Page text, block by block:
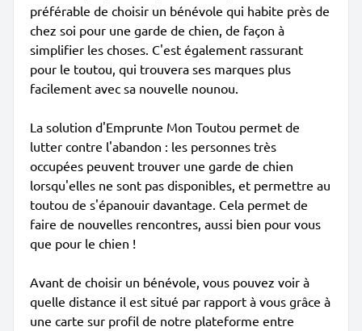
préférable de choisir un bénévole qui habite près de
chez soi pour une garde de chien, de façon à
simplifier les choses. C'est également rassurant
pour le toutou, qui trouvera ses marques plus
facilement avec sa nouvelle nounou.
La solution d'Emprunte Mon Toutou permet de
lutter contre l'abandon : les personnes très
occupées peuvent trouver une garde de chien
lorsqu'elles ne sont pas disponibles, et permettre au
toutou de s'épanouir davantage. Cela permet de
faire de nouvelles rencontres, aussi bien pour vous
que pour le chien !
Avant de choisir un bénévole, vous pouvez voir à
quelle distance il est situé par rapport à vous grâce à
une carte sur profil de notre plateforme entre